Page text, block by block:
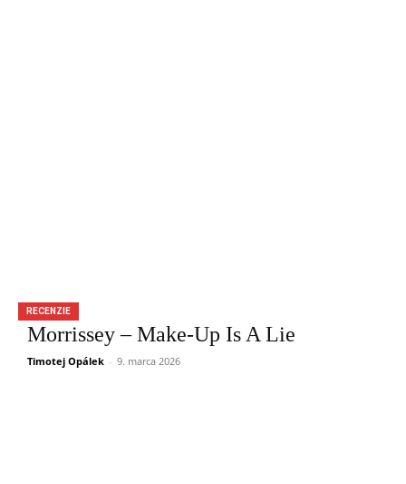
RECENZIE
Morrissey – Make-Up Is A Lie
Timotej Opálek - 9. marca 2026